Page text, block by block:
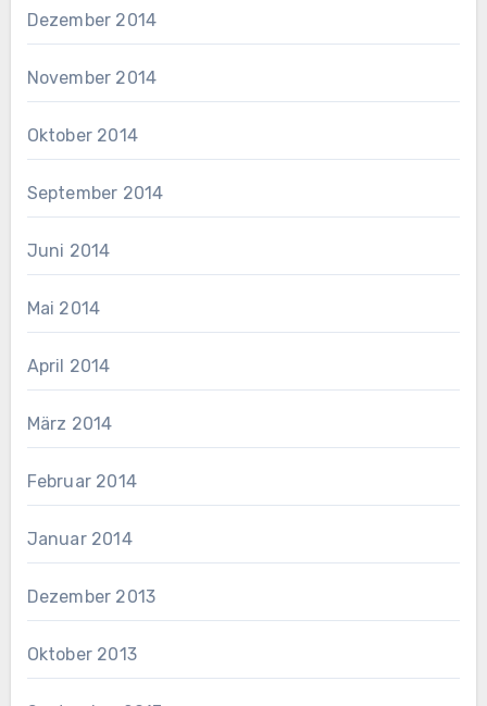
Dezember 2014
November 2014
Oktober 2014
September 2014
Juni 2014
Mai 2014
April 2014
März 2014
Februar 2014
Januar 2014
Dezember 2013
Oktober 2013